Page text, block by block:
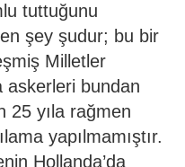
tuttuğunu
şey şudur; bu bir
Milletler
askerleri bundan
25 yıla rağmen
yapılmamıştır.
Hollanda’da